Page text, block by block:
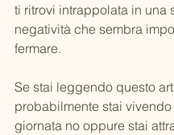
ti ritrovi intrappolata in una
negatività che sembra
fermare.
Se stai leggendo questo
probabilmente stai
giornata no oppure stai